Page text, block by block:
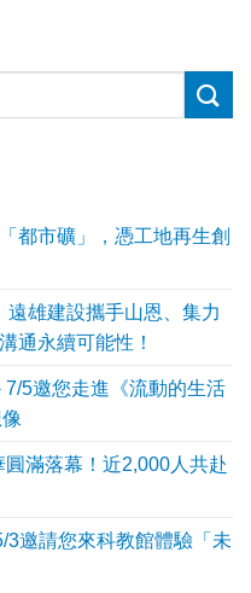
都市礦」，憑工地再生創
雄建設攜手山恩、集力
通永續可能性！
5邀您走進《流動的生活
滿落幕！近2,000人共赴
3邀請您來科教館體驗「未